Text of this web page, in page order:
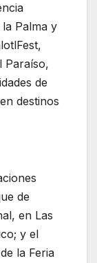
Palma y
Paraíso,
de
destinos
de
en Las
y el
la Feria